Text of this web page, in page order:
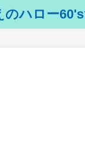
ハロー60's